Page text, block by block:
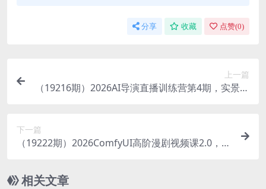
分享 收藏 点赞(0)
上一篇
（19216期）2026AI导演直播训练营第4期，实景直
下一篇
（19222期）2026ComfyUI高阶漫剧视频课2.0，云
完整教学
相关文章